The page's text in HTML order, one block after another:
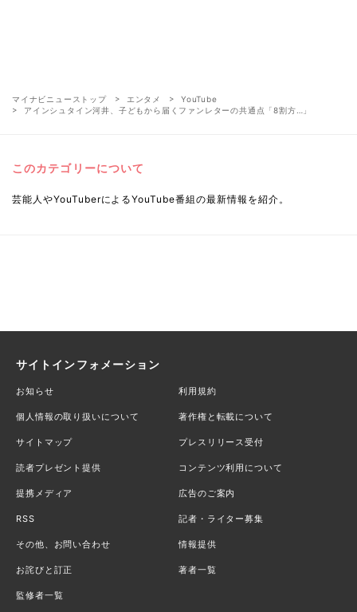
マイナビニューストップ エンタメ
YouTube
アインシュタイン河井、子どもから届くファンレターの共通点「8割方…」
このカテゴリーについて
芸能人やYouTuberによるYouTube番組の最新情報を紹介。
サイトインフォメーション
お知らせ 利用規約
個人情報の取り扱いについて 著作権と転載について
サイトマップ プレスリリース受付
読者プレゼント提供 コンテンツ利用について
提携メディア 広告のご案内
RSS 記者・ライター募集
その他、お問い合わせ 情報提供
お詫びと訂正 著者一覧
監修者一覧